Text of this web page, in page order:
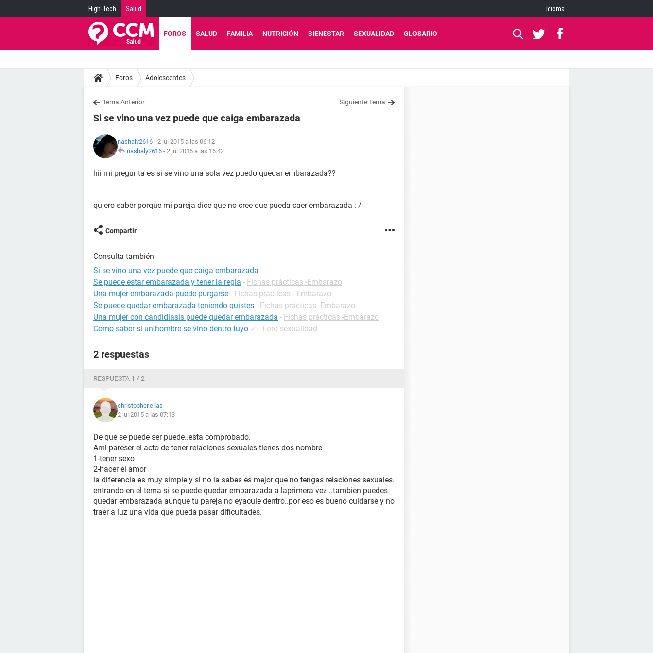
High-Tech Salud Idioma
FOROS SALUD FAMILIA NUTRICIÓN BIENESTAR SEXUALIDAD GLOSARIO
Foros Adolescentes
Tema Anterior Siguiente Tema
Si se vino una vez puede que caiga embarazada
nashaly2616 - 2 jul 2015 a las 06:12
nashaly2616 - 2 jul 2015 a las 16:42
hii mi pregunta es si se vino una sola vez puedo quedar embarazada??
quiero saber porque mi pareja dice que no cree que pueda caer embarazada :-/
Compartir
Consulta también:
Si se vino una vez puede que caiga embarazada
Se puede estar embarazada y tener la regla - Fichas prácticas -Embarazo
Una mujer embarazada puede purgarse - Fichas prácticas - Embarazo
Se puede quedar embarazada teniendo quistes - Fichas prácticas -Embarazo
Una mujer con candidiasis puede quedar embarazada - Fichas prácticas -Embarazo
Como saber si un hombre se vino dentro tuyo ✓ - Foro sexualidad
2 respuestas
RESPUESTA 1 / 2
christopher.elias
2 jul 2015 a las 07:13
De que se puede ser puede..esta comprobado.
Ami pareser el acto de tener relaciones sexuales tienes dos nombre
1-tener sexo
2-hacer el amor
la diferencia es muy simple y si no la sabes es mejor que no tengas relaciones sexuales.
entrando en el tema si se puede quedar embarazada a laprimera vez ..tambien puedes
quedar embarazada aunque tu pareja no eyacule dentro..por eso es bueno cuidarse y no
traer a luz una vida que pueda pasar dificultades.